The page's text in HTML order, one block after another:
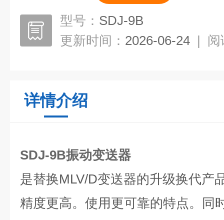
型号： SDJ-9B
更新时间： 2026-06-24 | 阅
详情介绍
SDJ-9B振动变送器
是替换MLV/D变送器的升级换代产
精度更高。使用更可靠的特点。同